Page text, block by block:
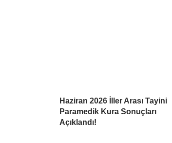
Haziran 2026 İller Arası Tayini
Paramedik Kura Sonuçları
Açıklandı!